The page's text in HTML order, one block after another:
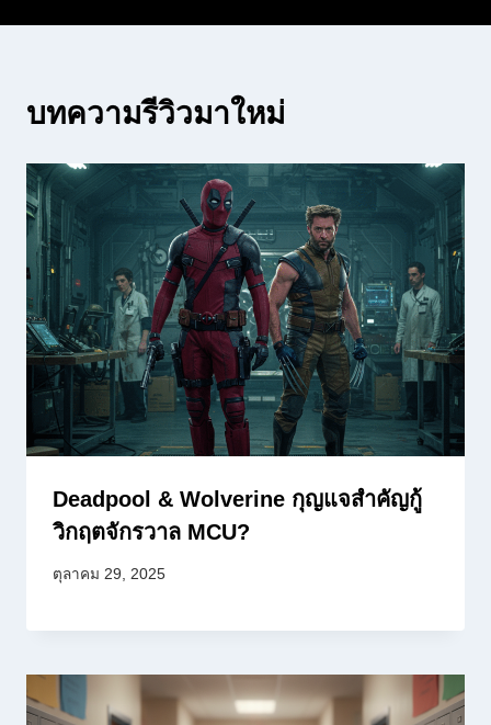
บทความรีวิวมาใหม่
Deadpool & Wolverine กุญแจสำคัญกู้
วิกฤตจักรวาล MCU?
ตุลาคม 29, 2025